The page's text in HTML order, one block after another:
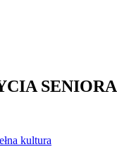
SENIORA